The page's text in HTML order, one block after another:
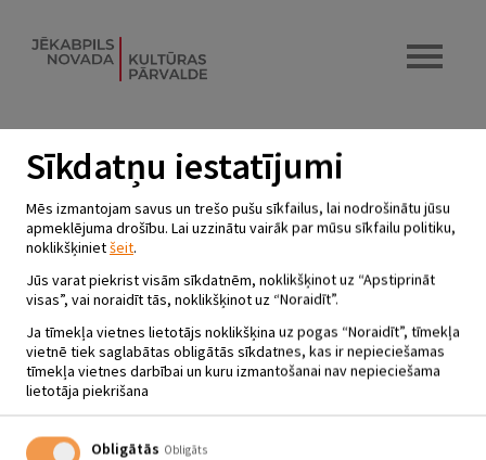
IEDEGSIM ATMIŅU UGUNSKURU
UN SVECĪTES BARIKĀŽU
ATCEREI.
20.01.2023 - plkst.16.30
Lones Tautas nams
20.01 Plkst. 16.30
Iedegsim atmiņu ugunskuru un svecītes Barikāžu atcerei.
Sīkdatņu iestatījumi
Mēs izmantojam savus un trešo pušu sīkfailus, lai nodrošinātu jūsu
apmeklējuma drošību. Lai uzzinātu vairāk par mūsu sīkfailu politiku,
noklikšķinietšeit.
Jūs varat piekrist visām sīkdatnēm, noklikšķinot uz “Apstiprināt
visas”, vai noraidīt tās, noklikšķinot uz “Noraidīt”.
Ja tīmekļa vietnes lietotājs noklikšķina uz pogas “Noraidīt”, tīmekļa
vietnē tiek saglabātas obligātās sīkdatnes, kas ir nepieciešamas
tīmekļa vietnes darbībai un kuru izmantošanai nav nepieciešama
lietotāja piekrišana
Obligātās Obligāts